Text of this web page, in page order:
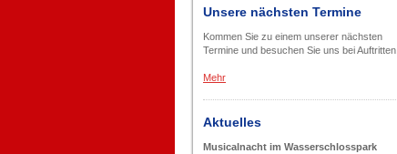
Unsere nächsten Termine
Kommen Sie zu einem unserer nächsten
Termine und besuchen Sie uns bei Auftritten.
Mehr
Aktuelles
Musicalnacht im Wasserschlosspark